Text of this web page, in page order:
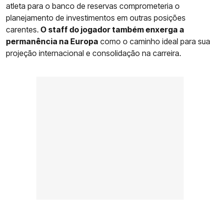
atleta para o banco de reservas comprometeria o
planejamento de investimentos em outras posições
carentes. O staff do jogador também enxerga a
permanência na Europa como o caminho ideal para sua
projeção internacional e consolidação na carreira.